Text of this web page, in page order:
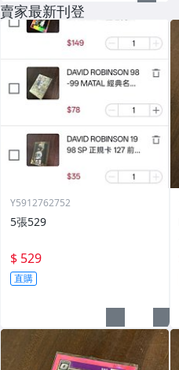
賣家最新刊登
Y5912762752
5張529
$ 529
直購